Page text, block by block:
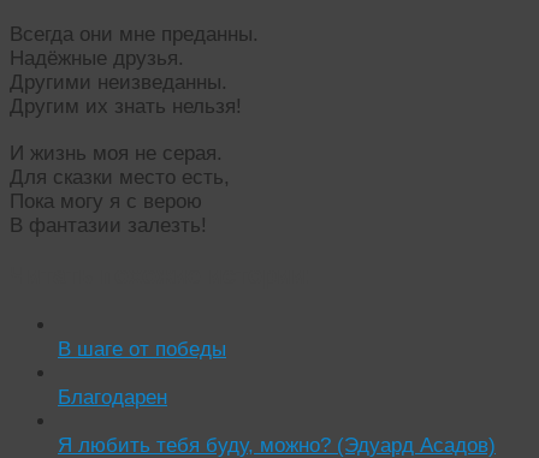
Всегда они мне преданны.
Надёжные друзья.
Другими неизведанны.
Другим их знать нельзя!
И жизнь моя не серая.
Для сказки место есть,
Пока могу я с верою
В фантазии залезть!
В шаге от победы
Благодарен
Я любить тебя буду, можно? (Эдуард Асадов)